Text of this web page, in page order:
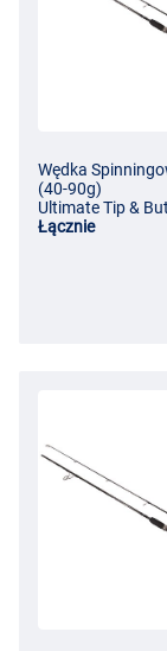
Wędka
(40-90g)
Ultimate Tip &
Łącznie